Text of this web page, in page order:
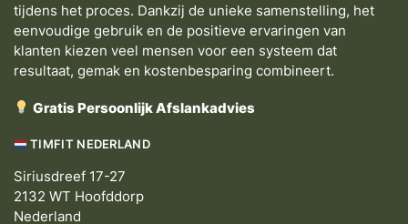
tijdens het proces. Dankzij de unieke samenstelling, het
eenvoudige gebruik en de positieve ervaringen van
klanten kiezen veel mensen voor een systeem dat
resultaat, gemak en kostenbesparing combineert.
Gratis Persoonlijk Afslankadvies
TIMFIT NEDERLAND
Siriusdreef 17-27
2132 WT Hoofddorp
Nederland